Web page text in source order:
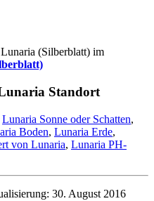
(Silberblatt) im
Standort
Lunaria Sonne oder Schatten,
Boden, Lunaria Erde,
von Lunaria, Lunaria PH-
30. August 2016